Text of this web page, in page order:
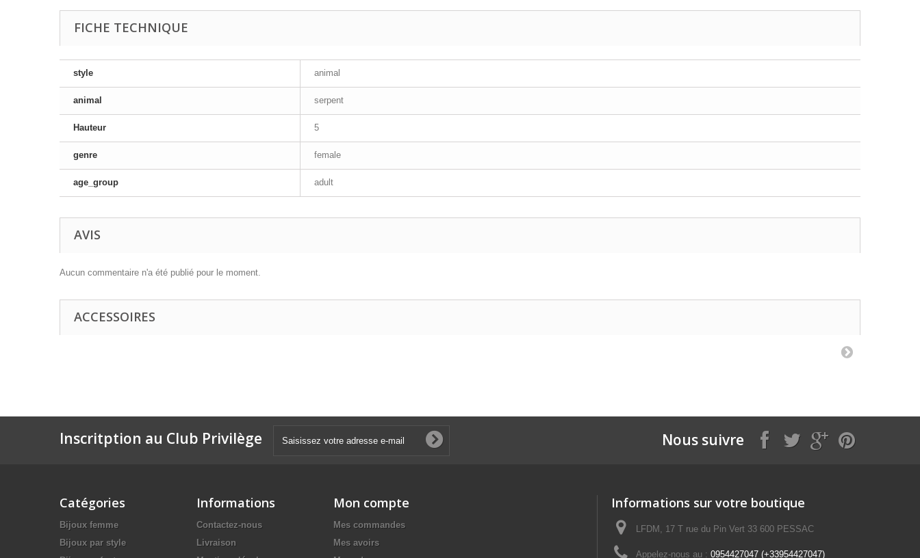
FICHE TECHNIQUE
style animal
animal serpent
Hauteur 5
genre female
age_group adult
AVIS
Aucun commentaire n'a été publié pour le moment.
ACCESSOIRES
Inscritption au Club Privilège Nous suivre
Catégories
Bijoux femme
Bijoux par style
Informations
Contactez-nous
Livraison
Mon compte
Mes commandes
Mes avoirs
Informations sur votre boutique
LFDM, 17 T rue du Pin Vert 33 600 PESSAC
Appelez-nous au : 0954427047 (+33954427047)